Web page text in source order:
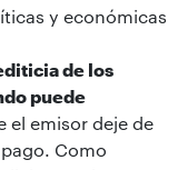
y económicas
de los
puede
el emisor deje de
Como